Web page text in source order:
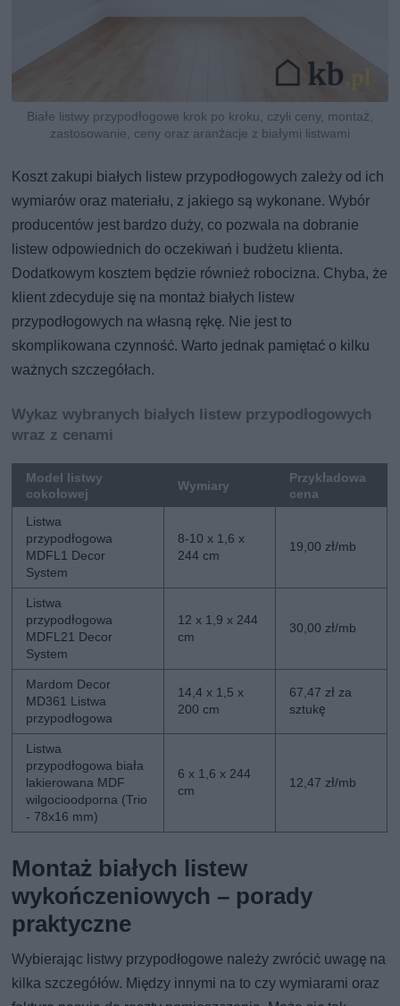
Białe listwy przypodłogowe krok po kroku, czyli ceny, montaż,
zastosowanie, ceny oraz aranżacje z białymi listwami
Koszt zakupi białych listew przypodłogowych zależy od ich
wymiarów oraz materiału, z jakiego są wykonane. Wybór
producentów jest bardzo duży, co pozwala na dobranie
listew odpowiednich do oczekiwań i budżetu klienta.
Dodatkowym kosztem będzie również robocizna. Chyba, że
klient zdecyduje się na montaż białych listew
przypodłogowych na własną rękę. Nie jest to
skomplikowana czynność. Warto jednak pamiętać o kilku
ważnych szczegółach.
Wykaz wybranych białych listew przypodłogowych
wraz z cenami
Model listwy
cokołowej
Wymiary
Przykładowa
cena
Listwa
przypodłogowa
MDFL1 Decor
System
8-10 x 1,6 x
244 cm
19,00 zł/mb
Listwa
przypodłogowa
MDFL21 Decor
System
12 x 1,9 x 244
cm
30,00 zł/mb
Mardom Decor
MD361 Listwa
przypodłogowa
14,4 x 1,5 x
200 cm
67,47 zł za
sztukę
Listwa
przypodłogowa biała
lakierowana MDF
wilgocioodporna (Trio
- 78x16 mm)
6 x 1,6 x 244
cm
12,47 zł/mb
Montaż białych listew
wykończeniowych – porady
praktyczne
Wybierając listwy przypodłogowe należy zwrócić uwagę na
kilka szczegółów. Między innymi na to czy wymiarami oraz